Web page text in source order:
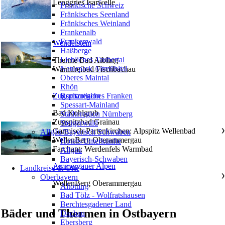
Lenggries Isarwelle
Wendelstein
Therme Bad Aibling
Warmfreibad Fischbachau
Zugspitzregion
Bad Kohlgrub
Zugspitzbad Grainau
Garmisch-Partenkirchen: Alpspitz Wellenbad
WellenBerg Oberammergau
Farchant: Werdenfels Warmbad
Ammergauer Alpen
WellenBerg Oberammergau
Bäder und Thermen in Ostbayern
Fränkische Schweiz
Fränkisches Seenland
Fränkisches Weinland
Frankenalb
Frankenwald
Haßberge
Liebliches Taubertal
Naturpark Altmühltal
Oberes Maintal
Rhön
Romantisches Franken
Spessart-Mainland
Städteregion Nürnberg
Steigerwald
Allgäu/Bayerisch Schwaben
❯
Hotels/Unterkünfte
Allgäu
Bayerisch-Schwaben
Landkreise & Orte
Oberbayern
❯
Altötting
Bad Tölz - Wolfratshausen
Berchtesgadener Land
Dachau
Ebersberg